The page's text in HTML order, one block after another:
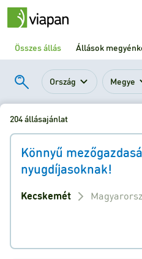
Összes állás Állások
Ország Megye
204 állásajánlat
Könnyű
nyugdíjasoknak!
Kecskemét